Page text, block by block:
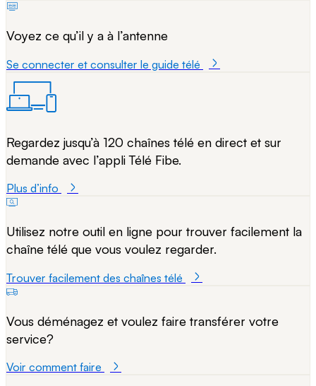
Voyez ce qu’il y a à l’antenne
Se connecter et consulter le guide télé
Regardez jusqu’à 120 chaînes télé en direct et sur
demande avec l’appli Télé Fibe.
Plus d’info
Utilisez notre outil en ligne pour trouver facilement la
chaîne télé que vous voulez regarder.
Trouver facilement des chaînes télé
Vous déménagez et voulez faire transférer votre
service?
Voir comment faire